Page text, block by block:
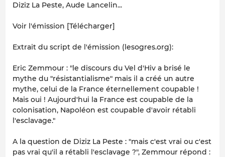
Diziz La Peste, Aude Lancelin...
Voir l'émission [Télécharger]
Extrait du script de l'émission (lesogres.org):
Eric Zemmour : "le discours du Vel d'Hiv a brisé le
mythe du "résistantialisme" mais il a créé un autre
mythe, celui de la France éternellement coupable !
Mais oui ! Aujourd'hui la France est coupable de la
colonisation, Napoléon est coupable d'avoir rétabli
l'esclavage."
A la question de Diziz La Peste : "mais c'est vrai ou c'est
pas vrai qu'il a rétabli l'esclavage ?", Zemmour répond :